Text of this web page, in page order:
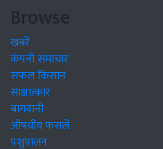
Browse
खबरें
कंपनी समाचार
सफल किसान
साक्षात्कार
बागवानी
औषधीय फसलें
पशुपालन